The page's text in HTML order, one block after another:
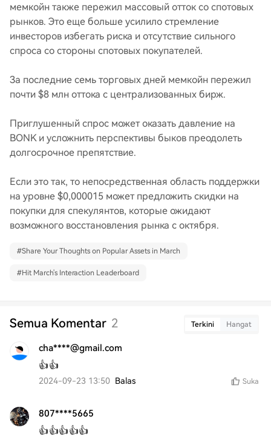
мемкойн также пережил массовый отток со спотовых
рынков. Это еще больше усилило стремление
инвесторов избегать риска и отсутствие сильного
спроса со стороны спотовых покупателей.
За последние семь торговых дней мемкойн пережил
почти $8 млн оттока с централизованных бирж.
Приглушенный спрос может оказать давление на
BONK и усложнить перспективы быков преодолеть
долгосрочное препятствие.
Если это так, то непосредственная область поддержки
на уровне $0,000015 может предложить скидки на
покупки для спекулянтов, которые ожидают
возможного восстановления рынка с октября.
#Share Your Thoughts on Popular Assets in March
#Hit March's Interaction Leaderboard
Semua Komentar 2 Terkini Hangat
cha****@gmail.com
👍👍
2024-09-23 13:50 Balas Suka
807****5665
👍👍👍👍👍